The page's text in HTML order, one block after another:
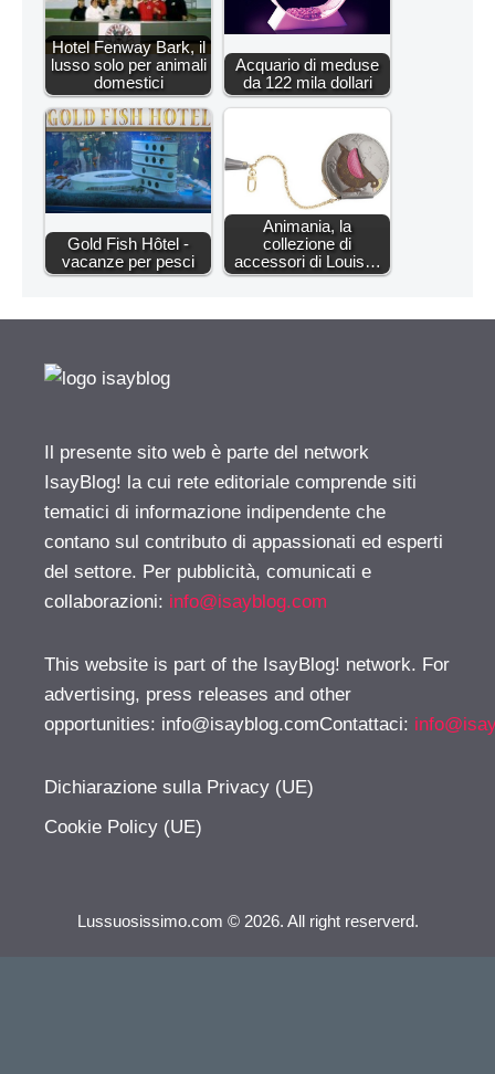
Hotel Fenway Bark, il
lusso solo per animali
domestici
Acquario di meduse
da 122 mila dollari
Gold Fish Hôtel -
vacanze per pesci
Animania, la
collezione di
accessori di Louis…
Il presente sito web è parte del network
IsayBlog! la cui rete editoriale comprende siti
tematici di informazione indipendente che
contano sul contributo di appassionati ed esperti
del settore. Per pubblicità, comunicati e
collaborazioni: info@isayblog.com
This website is part of the IsayBlog! network. For
advertising, press releases and other
opportunities: info@isayblog.comContattaci:
Dichiarazione sulla Privacy (UE)
Cookie Policy (UE)
Lussuosissimo.com © 2026. All right reserverd.